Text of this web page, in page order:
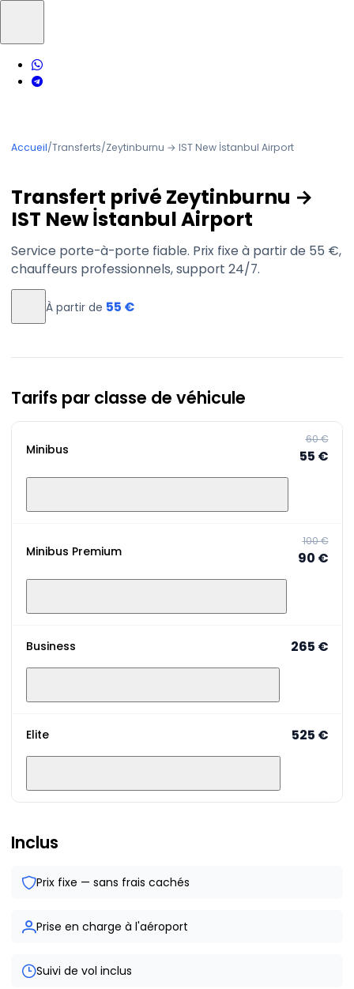
Accueil/Transferts/Zeytinburnu → IST New İstanbul Airport
Transfert privé Zeytinburnu →
IST New İstanbul Airport
Service porte-à-porte fiable. Prix fixe à partir de 55 €,
chauffeurs professionnels, support 24/7.
À partir de 55 €
Tarifs par classe de véhicule
Minibus
60 €
55 €
Minibus Premium
100 €
90 €
Business 265 €
Elite 525 €
Inclus
Prix fixe — sans frais cachés
Prise en charge à l'aéroport
Suivi de vol inclus